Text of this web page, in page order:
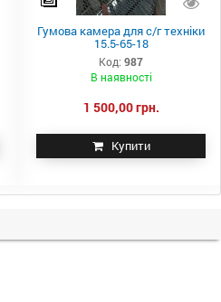
Гумова камера для с/г техніки
15.5-65-18
Код: 987
В наявності
1 500,00 грн.
Купити